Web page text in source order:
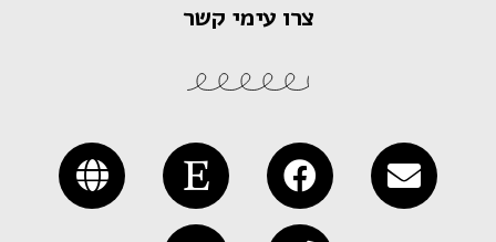
צרו עימי קשר